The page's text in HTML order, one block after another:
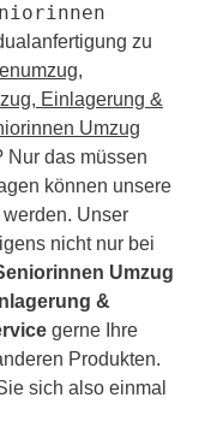
zu
Einlagerung &
Umzug
Nur das müssen
können unsere
Unser
nicht nur bei
Umzug
&
gerne Ihre
Produkten.
sich also einmal